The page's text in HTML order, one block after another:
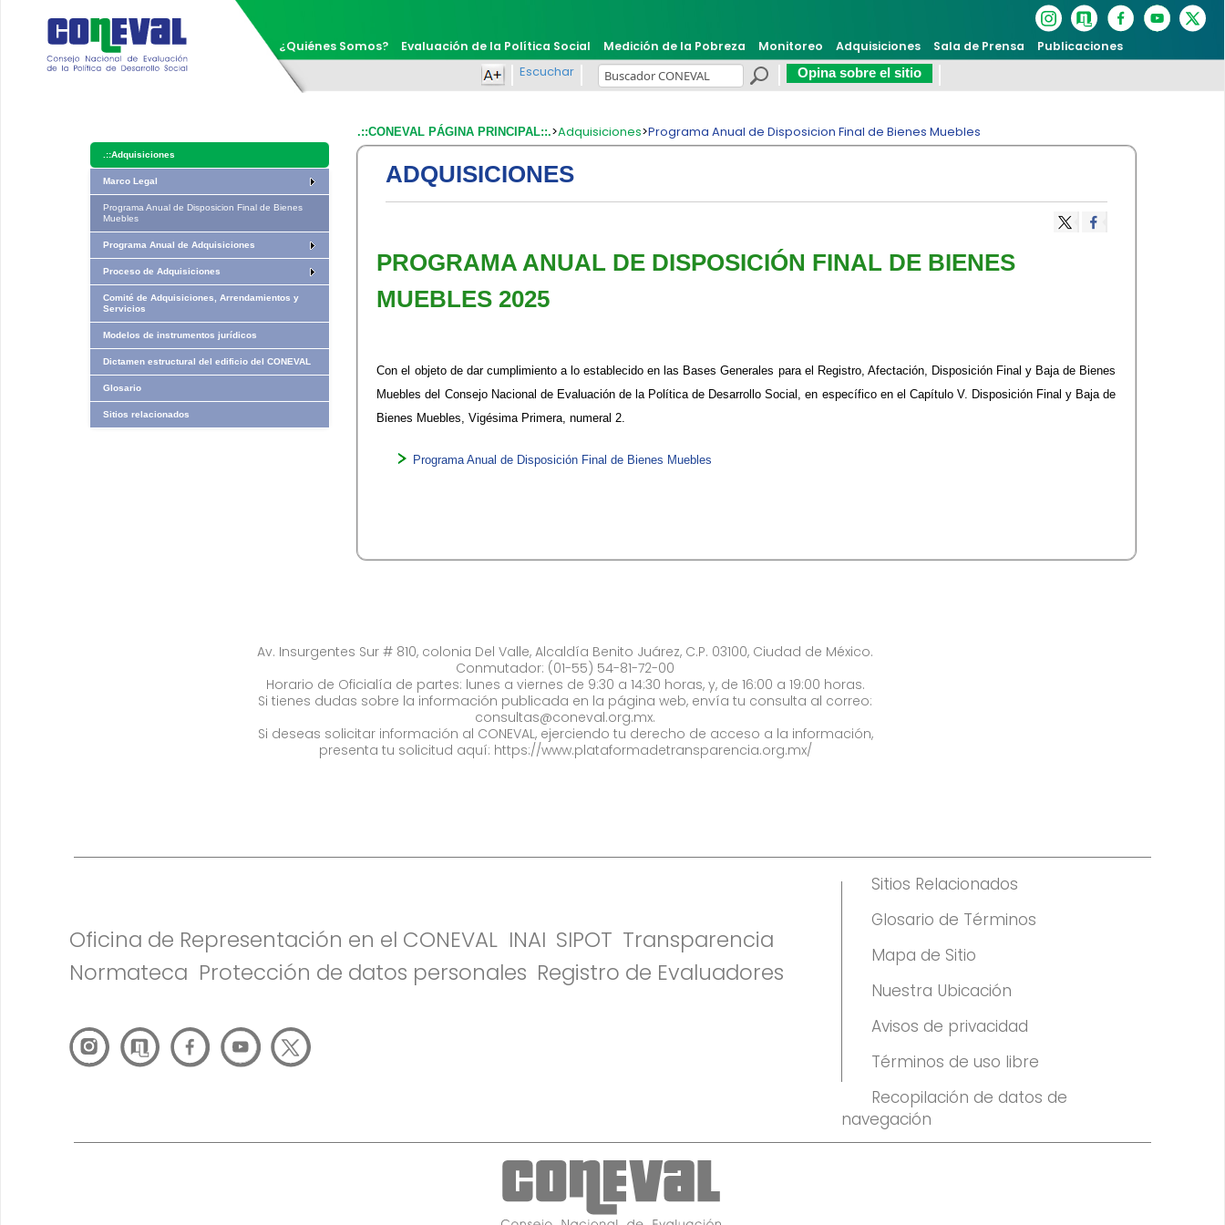
¿Quiénes Somos? Evaluación de la Política Social Medición de la Pobreza Monitoreo Adquisiciones Sala de Prensa Publicaciones
Escuchar Opina sobre el sitio
.::Adquisiciones
Marco Legal
Programa Anual de Disposicion Final de Bienes
Muebles
Programa Anual de Adquisiciones
Proceso de Adquisiciones
Comité de Adquisiciones, Arrendamientos y
Servicios
Modelos de instrumentos jurídicos
Dictamen estructural del edificio del CONEVAL
Glosario
Sitios relacionados
.::CONEVAL PÁGINA PRINCIPAL::.>Adquisiciones>Programa Anual de Disposicion Final de Bienes Muebles
ADQUISICIONES
PROGRAMA ANUAL DE DISPOSICIÓN FINAL DE BIENES
MUEBLES 2025
Con el objeto de dar cumplimiento a lo establecido en las Bases Generales para el Registro, Afectación, Disposición Final y Baja de Bienes
Muebles del Consejo Nacional de Evaluación de la Política de Desarrollo Social, en específico en el Capítulo V. Disposición Final y Baja de
Bienes Muebles, Vigésima Primera, numeral 2.
Programa Anual de Disposición Final de Bienes Muebles​​
Av. Insurgentes Sur # 810, colonia Del Valle, Alcaldía Benito Juárez, C.P. 03100, Ciudad de México.
Conmutador: (01-55) 54-81-72-00
Horario de Oficialía de partes: lunes a viernes de 9:30 a 14:30 horas, y, de 16:00 a 19:00 horas.
Si tienes dudas sobre la información publicada en la página web, envía tu consulta al correo:
consultas@coneval.org.mx.
Si deseas solicitar información al CONEVAL, ejerciendo tu derecho de acceso a la información,
presenta tu solicitud aquí: https://www.plataformadetransparencia.org.mx/
Oficina de Representación en el CONEVAL INAI SIPOT Transparencia
Normateca Protección de datos personales Registro de Evaluadores
Sitios Relacionados
Glosario de Términos
Mapa de Sitio
Nuestra Ubicación
Avisos de privacidad
Términos de uso libre
Recopilación de datos de
navegación